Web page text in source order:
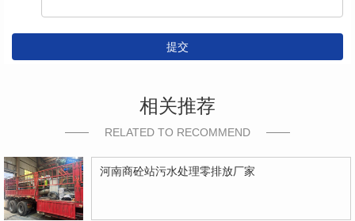
提交
相关推荐
RELATED TO RECOMMEND
河南商砼站污水处理零排放厂家